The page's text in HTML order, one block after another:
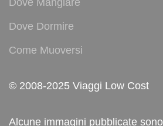
Dove Dormire
Come Muoversi
© 2008-2025 Viaggi Low Cost
Alcune immagini pubblicate